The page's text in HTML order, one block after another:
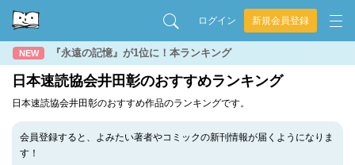
ログイン 新規会員登録
NEW 『永遠の記憶』が1位に！本ランキング
日本速読協会井田彰のおすすめランキング
日本速読協会井田彰のおすすめ作品のランキングです。
会員登録すると、よみたい著者やコミックの新刊情報が届くようになりま
す！